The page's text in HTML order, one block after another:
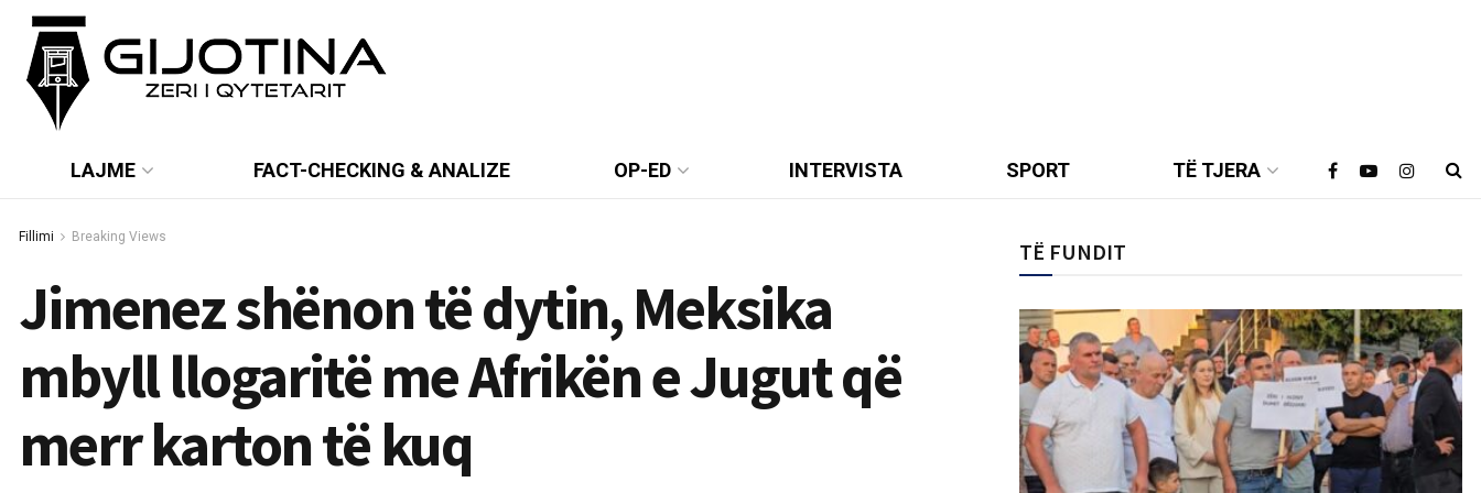
LAJME FACT-CHECKING & ANALIZE OP-ED INTERVISTA SPORT TË TJERA
Fillimi Breaking Views
Jimenez shënon të dytin, Meksika
mbyll llogaritë me Afrikën e Jugut që
merr karton të kuq
TË FUNDIT